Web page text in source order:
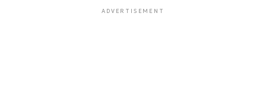
ADVERTISEMENT